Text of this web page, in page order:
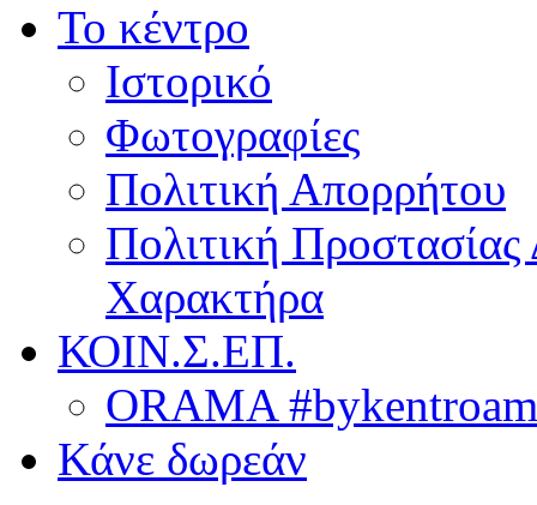
Το κέντρο
Ιστορικό
Φωτογραφίες
Πολιτική Απορρήτου
Πολιτική
Χαρακτήρα
ΚΟΙΝ.Σ.ΕΠ.
ORAMA
Κάνε δωρεάν